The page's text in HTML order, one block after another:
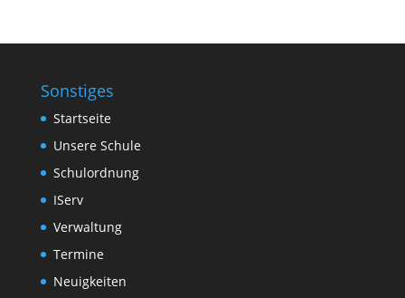
Sonstiges
Startseite
Unsere Schule
Schulordnung
IServ
Verwaltung
Termine
Neuigkeiten